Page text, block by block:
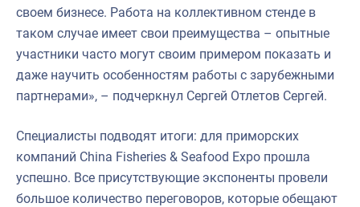
своем бизнесе. Работа на коллективном стенде в
таком случае имеет свои преимущества – опытные
участники часто могут своим примером показать и
даже научить особенностям работы с зарубежными
партнерами», – подчеркнул Сергей Отлетов Сергей.
Специалисты подводят итоги: для приморских
компаний China Fisheries & Seafood Expo прошла
успешно. Все присутствующие экспоненты провели
большое количество переговоров, которые обещают